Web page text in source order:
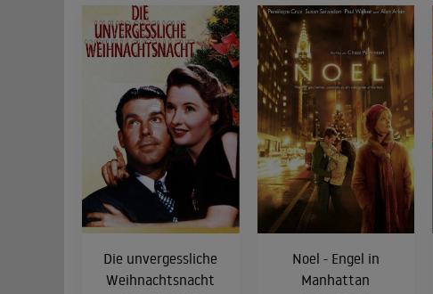
Die unvergessliche
Weihnachtsnacht
Noel - Engel in
Manhattan